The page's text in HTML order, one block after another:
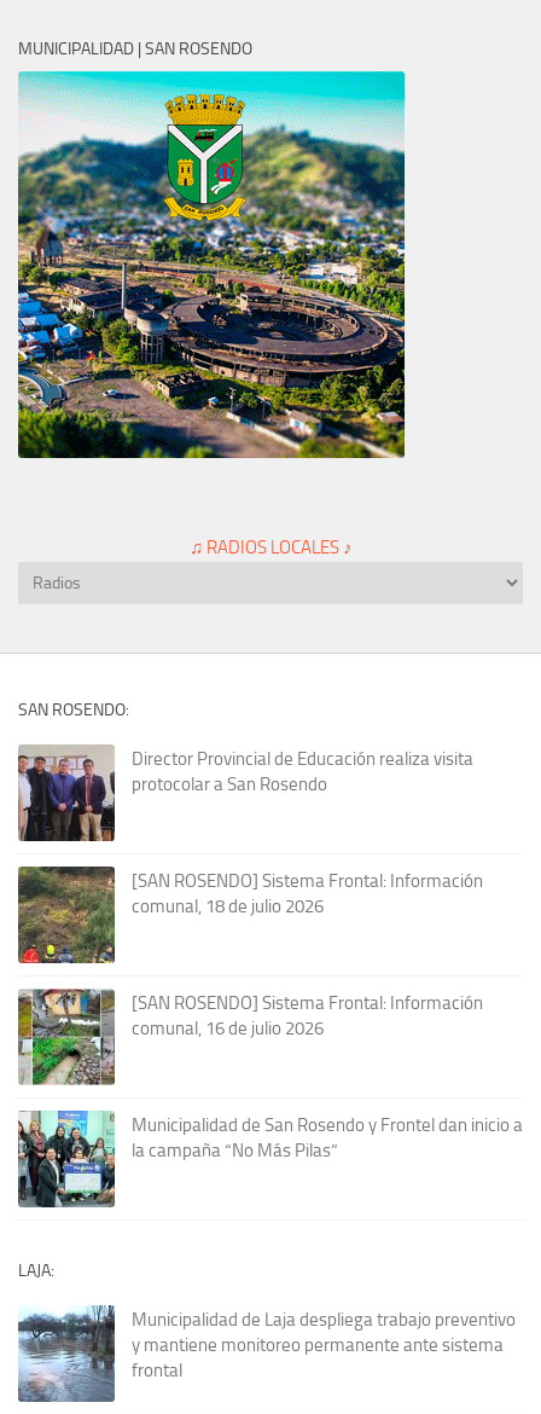
MUNICIPALIDAD | SAN ROSENDO
♫ RADIOS LOCALES ♪
SAN ROSENDO:
Director Provincial de Educación realiza visita
protocolar a San Rosendo
[SAN ROSENDO] Sistema Frontal: Información
comunal, 18 de julio 2026
[SAN ROSENDO] Sistema Frontal: Información
comunal, 16 de julio 2026
Municipalidad de San Rosendo y Frontel dan inicio a
la campaña “No Más Pilas”
LAJA:
Municipalidad de Laja despliega trabajo preventivo
y mantiene monitoreo permanente ante sistema
frontal